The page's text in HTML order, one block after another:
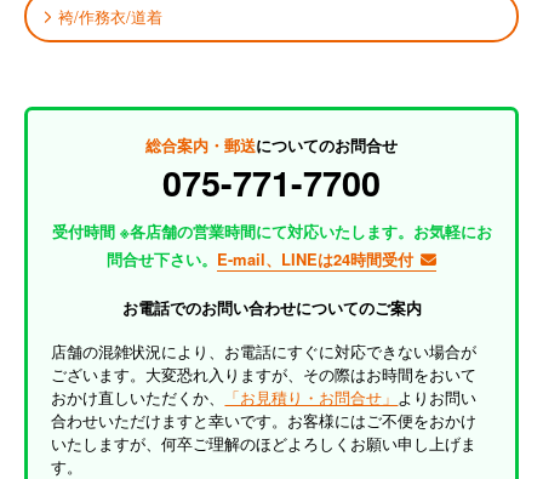
袴/作務衣/道着
総合案内・郵送についてのお問合せ
075-771-7700
受付時間 ※各店舗の営業時間にて対応いたします。お気軽にお
問合せ下さい。 E-mail、LINEは24時間受付
お電話でのお問い合わせについてのご案内
店舗の混雑状況により、お電話にすぐに対応できない場合が
ございます。大変恐れ入りますが、その際はお時間をおいて
おかけ直しいただくか、
「お見積り・お問合せ」 よりお問い
合わせいただけますと幸いです。お客様にはご不便をおかけ
いたしますが、何卒ご理解のほどよろしくお願い申し上げま
す。